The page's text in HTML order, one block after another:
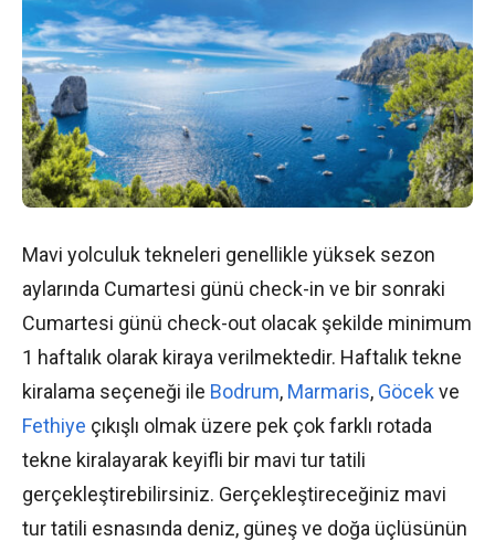
Mavi yolculuk tekneleri genellikle yüksek sezon
aylarında Cumartesi günü check-in ve bir sonraki
Cumartesi günü check-out olacak şekilde minimum
1 haftalık olarak kiraya verilmektedir. Haftalık tekne
kiralama seçeneği ile Bodrum, Marmaris, Göcek ve
Fethiye çıkışlı olmak üzere pek çok farklı rotada
tekne kiralayarak keyifli bir mavi tur tatili
gerçekleştirebilirsiniz. Gerçekleştireceğiniz mavi
tur tatili esnasında deniz, güneş ve doğa üçlüsünün